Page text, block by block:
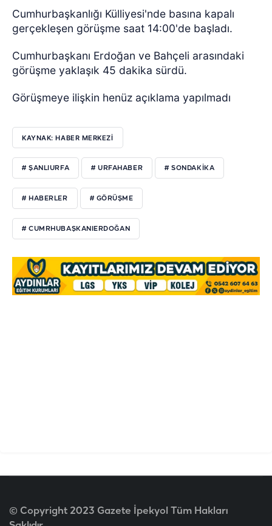
Cumhurbaşkanlığı Külliyesi'nde basına kapalı
gerçekleşen görüşme saat 14:00'de başladı.
Cumhurbaşkanı Erdoğan ve Bahçeli arasındaki
görüşme yaklaşık 45 dakika sürdü.
Görüşmeye ilişkin henüz açıklama yapılmadı
KAYNAK: HABER MERKEZI
# ŞANLIURFA # URFAHABER # SONDAKIKA
# HABERLER # GÖRÜŞME
# CUMRHUBAŞKANIERDOĞAN
© Copyright 2023 Gazete İpekyol Tüm Hakları